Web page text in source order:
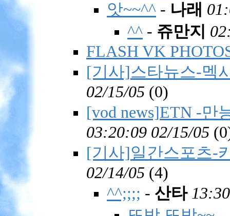
앗~~^^ - 나래
^^ - 쥬만지
FLASH VK
[기사]스타뉴스-멕
02/15/05 (0)
[vod news]ETN -만
03:20:09 02/15/05 (
[기사]일간스포츠-
02/14/05 (4)
^^;;;; - 산타